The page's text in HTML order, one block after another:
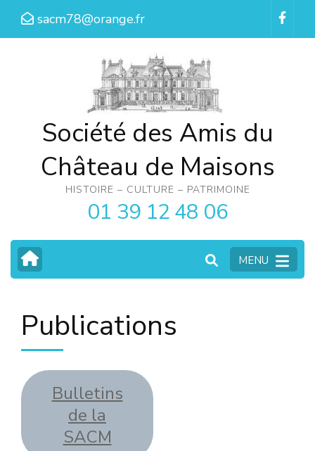
Aller
sacm78@orange.fr
Société des Amis du
Château de Maisons
HISTOIRE – CULTURE – PATRIMOINE
01 39 12 48 06
MENU
Publications
Bulletins
de la
SACM